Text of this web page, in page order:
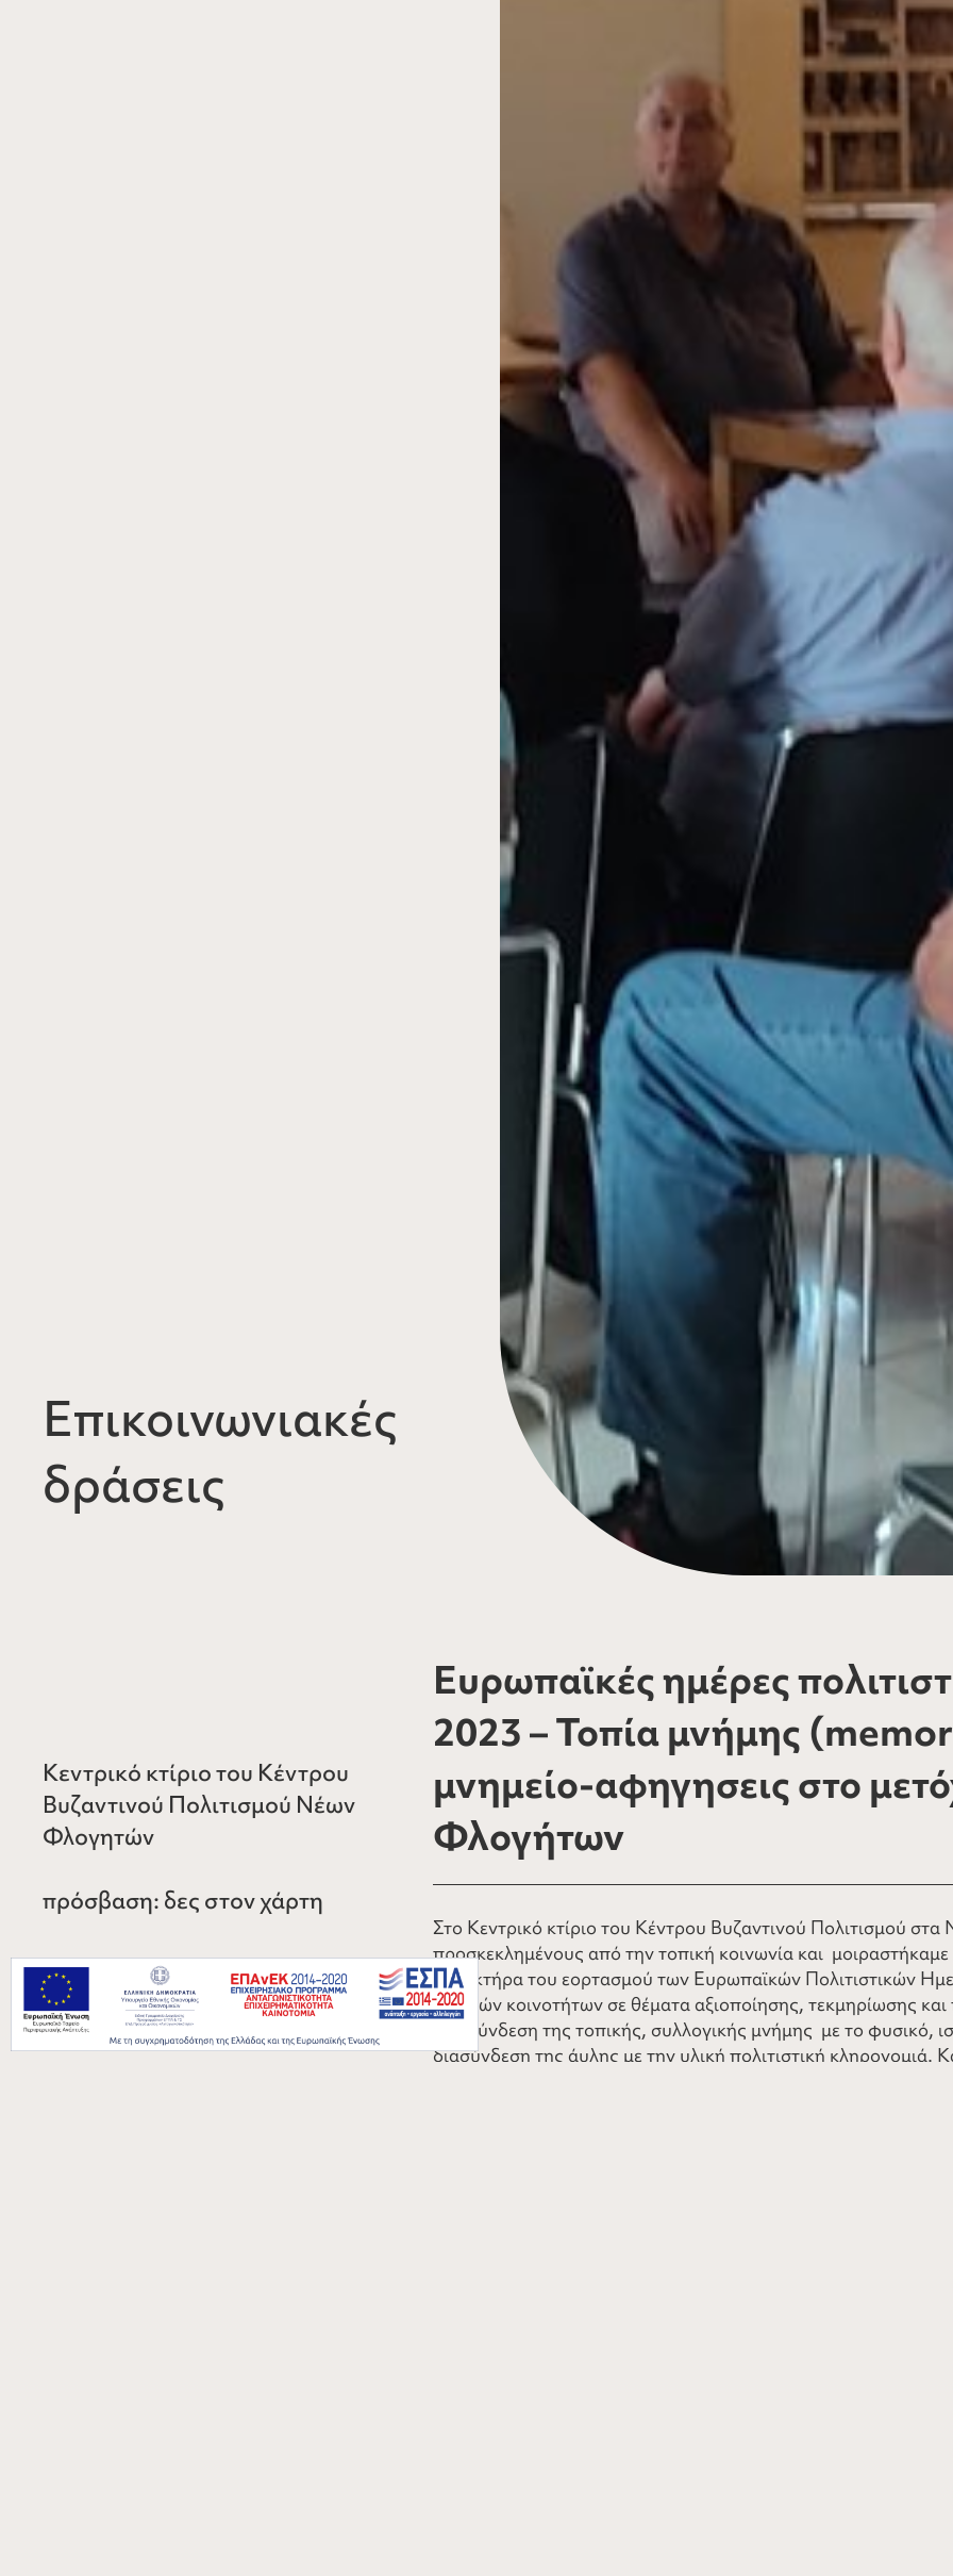
Επικοινωνιακές
δράσεις
Κεντρικό κτίριο του Κέντρου
Βυζαντινού Πολιτισμού Νέων
Φλογητών
πρόσβαση: δες στον χάρτη
Ευρωπαϊκές ημέρες
2023 – Τοπία μνήμης
μνημείο-αφηγησεις στο
Φλογήτων
Στο Κεντρικό κτίριο του Κέντρου Βυζαντινού Πολιτισμού
προσκεκλημένους από την τοπική κοινωνία και μοιραστήκαμε
χαρακτήρα του εορτασμού των Ευρωπαϊκών Πολιτιστικών
τοπικών κοινοτήτων σε θέματα αξιοποίησης, τεκμηρίωσης
στη σύνδεση της τοπικής, συλλογικής μνήμης με το φυσικό,
διασύνδεση της άυλης με την υλική πολιτιστική κληρονομιά.